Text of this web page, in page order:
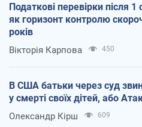
Податкові перевірки після
як горизонт контролю
років
Вікторія Карпова 450
В США батьки через суд
у смерті своїх дітей, або
Олександр Кірш 609